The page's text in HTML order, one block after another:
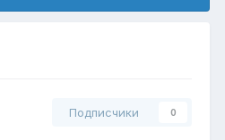
Подписчики 0